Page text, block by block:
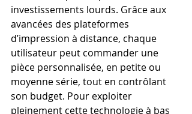
investissements lourds. Grâce aux
avancées des plateformes
d’impression à distance, chaque
utilisateur peut commander une
pièce personnalisée, en petite ou
moyenne série, tout en contrôlant
son budget. Pour exploiter
pleinement cette technologie à bas